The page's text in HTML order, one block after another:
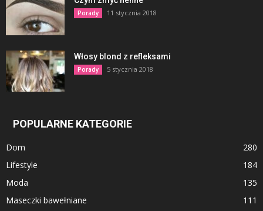
Porady 11 stycznia 2018
Włosy blond z refleksami
Porady 5 stycznia 2018
POPULARNE KATEGORIE
Dom
280
Lifestyle
184
Moda
135
Maseczki bawełniane
111